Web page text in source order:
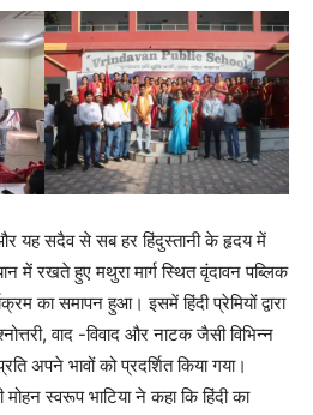
और यह सदैव से सब हर हिंदुस्तानी के हृदय में
में रखते हुए मथुरा मार्ग स्थित वृंदावन पब्लिक
का समापन हुआ। इसमें हिंदी प्रेमियों द्वारा
वाद -विवाद और नाटक जैसी विभिन्न
अपने भावों को प्रदर्शित किया गया।
स्वरूप भाटिया ने कहा कि हिंदी का